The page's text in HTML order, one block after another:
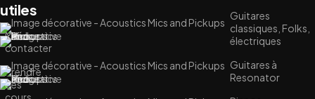
utiles
Me
contacter
Prendre
des
Guitares
classiques, Folks,
électriques
Guitares à
Resonator